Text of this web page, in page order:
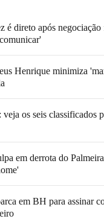
é direto após negociação
Henrique minimiza
os seis classificados
em derrota do
em BH para assinar